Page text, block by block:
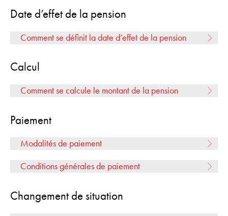
Date d’effet de la pension
Comment se définit la date d’effet de la pension
Calcul
Comment se calcule le montant de la pension
Paiement
Modalités de paiement
Conditions générales de paiement
Changement de situation